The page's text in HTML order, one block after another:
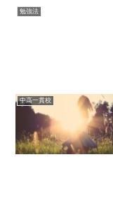
勉強法
中高一貫校